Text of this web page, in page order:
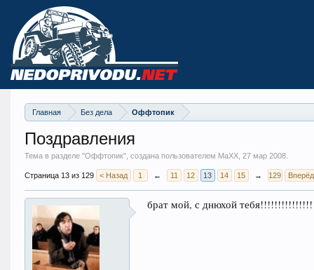
Главная Без дела Оффтопик
Поздравления
Тема в разделе "Оффтопик", создана пользователем MaXX, 27 мар 2008.
Страница 13 из 129 < Назад 1 ← 11 12 13 14 15 → 129
брат мой, с днюхой